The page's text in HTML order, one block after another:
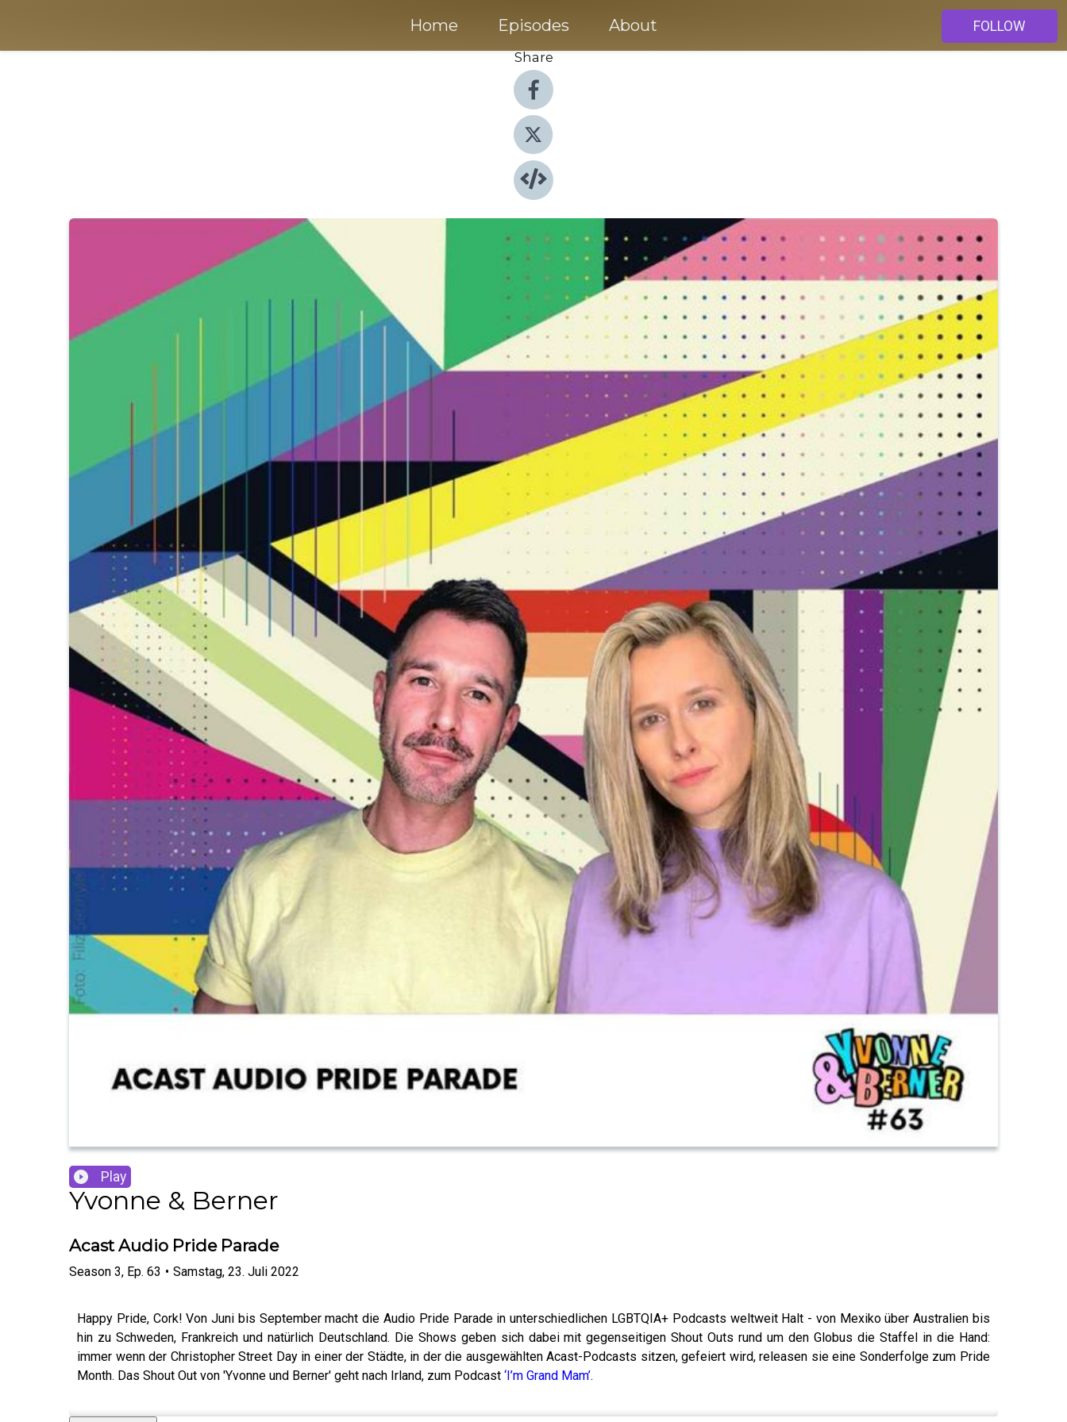
Home Episodes About
FOLLOW
Share
Play
Yvonne & Berner
Acast Audio Pride Parade
Season 3, Ep. 63 • Samstag, 23. Juli 2022
Happy Pride, Cork! Von Juni bis September macht die Audio Pride Parade in unterschiedlichen LGBTQIA+ Podcasts weltweit Halt - von Mexiko über Australien bis
hin zu Schweden, Frankreich und natürlich Deutschland. Die Shows geben sich dabei mit gegenseitigen Shout Outs rund um den Globus die Staffel in die Hand:
immer wenn der Christopher Street Day in einer der Städte, in der die ausgewählten Acast-Podcasts sitzen, gefeiert wird, releasen sie eine Sonderfolge zum Pride
Month. Das Shout Out von 'Yvonne und Berner' geht nach Irland, zum Podcast ‘I’m Grand Mam’.